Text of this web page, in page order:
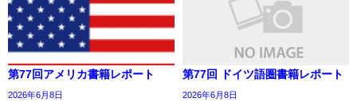
第77回アメリカ書籍レポート
2026年6月8日
第77回 ドイツ語圏書籍レポート
2026年6月8日